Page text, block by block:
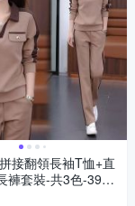
接翻領長袖T恤+直
褲套裝-共3色-3963
)